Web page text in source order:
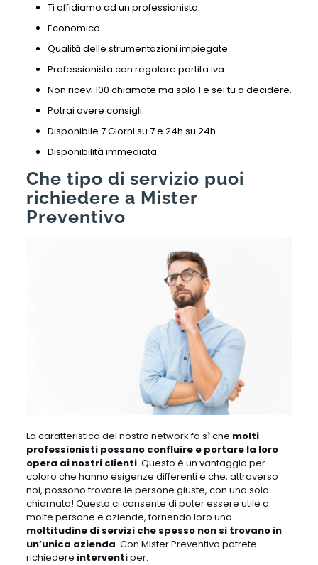
Ti affidiamo ad un professionista.
Economico.
Qualità delle strumentazioni impiegate.
Professionista con regolare partita iva.
Non ricevi 100 chiamate ma solo 1 e sei tu a decidere.
Potrai avere consigli.
Disponibile 7 Giorni su 7 e 24h su 24h.
Disponibilità immediata.
Che tipo di servizio puoi
richiedere a Mister
Preventivo
La caratteristica del nostro network fa sì che molti
professionisti possano confluire e portare la loro
opera ai nostri clienti. Questo è un vantaggio per
coloro che hanno esigenze differenti e che, attraverso
noi, possono trovare le persone giuste, con una sola
chiamata! Questo ci consente di poter essere utile a
molte persone e aziende, fornendo loro una
moltitudine di servizi che spesso non si trovano in
un’unica azienda. Con Mister Preventivo potrete
richiedere interventiper: